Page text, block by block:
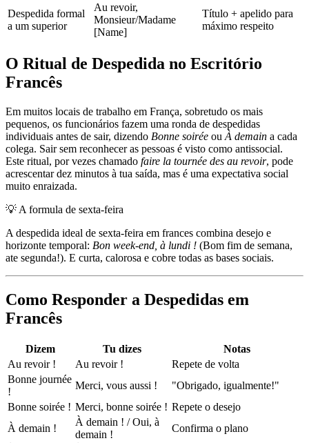
Despedida formal
a um superior
Au revoir,
Monsieur/Madame
[Name]
Título + apelido para
máximo respeito
O Ritual de Despedida no Escritório
Francês
Em muitos locais de trabalho em França, sobretudo os mais
pequenos, os funcionários fazem uma ronda de despedidas
individuais antes de sair, dizendo Bonne soirée ou À demain a cada
colega. Sair sem reconhecer as pessoas é visto como antissocial.
Este ritual, por vezes chamado faire la tournée des au revoir, pode
acrescentar dez minutos à tua saída, mas é uma expectativa social
muito enraizada.
💡 A formula de sexta-feira
A despedida ideal de sexta-feira em frances combina desejo e
horizonte temporal: Bon week-end, à lundi ! (Bom fim de semana,
ate segunda!). E curta, calorosa e cobre todas as bases sociais.
Como Responder a Despedidas em
Francês
Dizem Tu dizes
Notas
Au revoir !
Au revoir !
Repete de volta
Bonne journée
!
Merci, vous aussi !
"Obrigado, igualmente!"
Bonne soirée ! Merci, bonne soirée ! Repete o desejo
À demain !
À demain ! / Oui, à
demain !
Confirma o plano